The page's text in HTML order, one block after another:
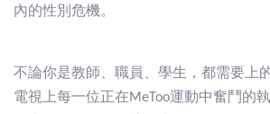
內的性別危機。
不論你是教師、職員、學生，都需要上
電視上每一位正在MeToo運動中奮鬥的